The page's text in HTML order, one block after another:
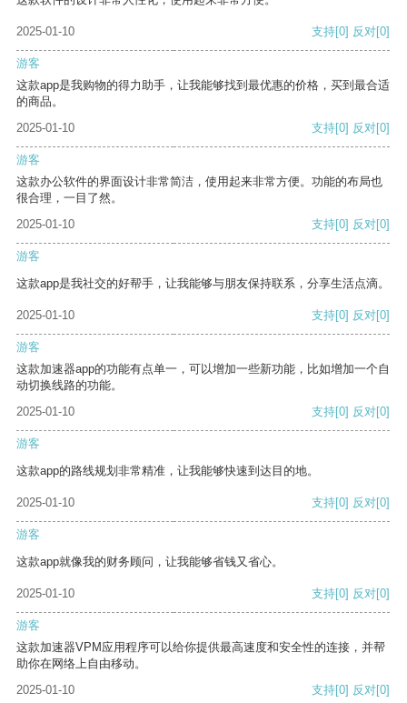
2025-01-10 支持[0] 反对[0]
游客
这款app是我购物的得力助手，让我能够找到最优惠的价格，买到最合适
的商品。
2025-01-10
支持[0] 反对[0]
游客
这款办公软件的界面设计非常简洁，使用起来非常方便。功能的布局也
很合理，一目了然。
2025-01-10
支持[0] 反对[0]
游客
这款app是我社交的好帮手，让我能够与朋友保持联系，分享生活点滴。
2025-01-10 支持[0] 反对[0]
游客
这款加速器app的功能有点单一，可以增加一些新功能，比如增加一个自
动切换线路的功能。
2025-01-10
支持[0] 反对[0]
游客
这款app的路线规划非常精准，让我能够快速到达目的地。
2025-01-10 支持[0] 反对[0]
游客
这款app就像我的财务顾问，让我能够省钱又省心。
2025-01-10 支持[0] 反对[0]
游客
这款加速器VPM应用程序可以给你提供最高速度和安全性的连接，并帮
助你在网络上自由移动。
2025-01-10
支持[0] 反对[0]